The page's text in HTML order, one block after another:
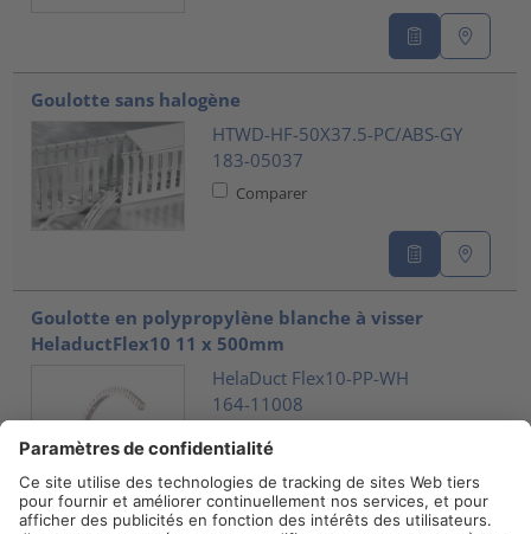
Goulotte sans halogène
HTWD-HF-50X37.5-PC/ABS-GY
183-05037
Comparer
Goulotte en polypropylène blanche à visser
HelaductFlex10 11 x 500mm
HelaDuct Flex10-PP-WH
164-11008
Comparer